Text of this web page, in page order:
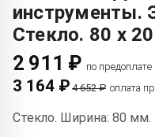
инструменты.
Стекло. 80 x
2 911 ₽ по предоплате
3 164 ₽ 4 652 ₽ оплата
Стекло. Ширина: 80